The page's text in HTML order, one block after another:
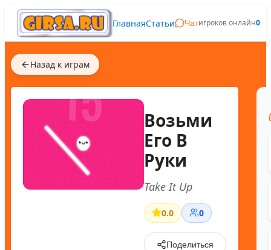
ГлавнаяСтатьи Чатигроков онлайн0
Назад к играм
Возьми
Его В
Руки
Take It Up
0.0 0
Поделиться